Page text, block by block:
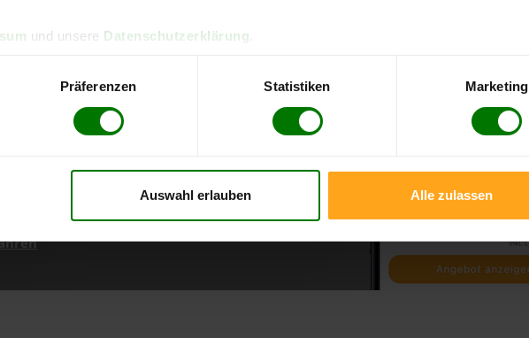
und unsere Datenschutzerklärung
Präferenzen Statistiken Marketing
Auswahl erlauben Alle zulassen
direkt online bestellen
aktuellen Stand